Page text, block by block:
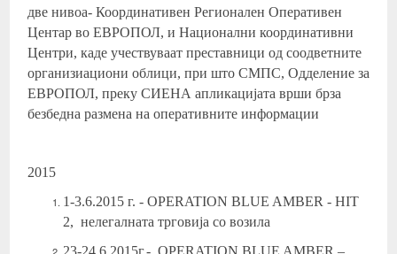
две нивоа- Координативен Регионален Оперативен
Центар во ЕВРОПОЛ, и Национални координативни
Центри, каде учествуваат преставници од соодветните
организиациони облици, при што СМПС, Одделение за
ЕВРОПОЛ, преку СИЕНА апликацијата врши брза
безбедна размена на оперативните информации
2015
1-3.6.2015 г. - ОPERATION BLUE AMBER - HIT
2, нелегалната трговија со возила
23-24.6.2015г.- ОPERATION BLUE AMBER –